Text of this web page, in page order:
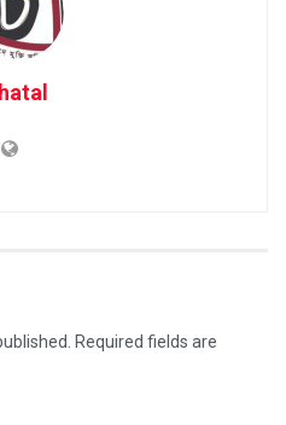
Required fields are